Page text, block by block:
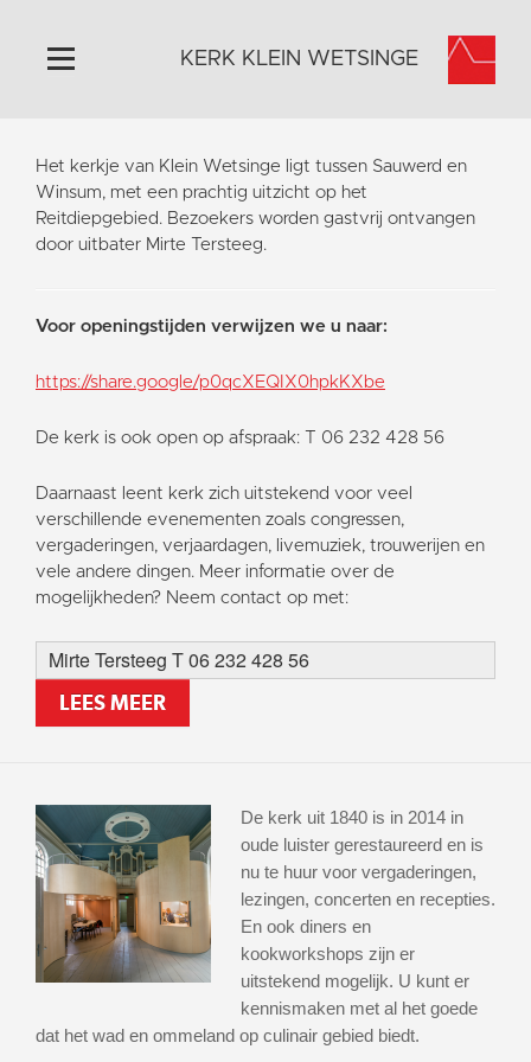
Home
Algemeen
Historie
Contact
Vaktaal
KERK KLEIN WETSINGE
Het kerkje van Klein Wetsinge ligt tussen Sauwerd en
Winsum, met een prachtig uitzicht op het
Reitdiepgebied. Bezoekers worden gastvrij ontvangen
door uitbater Mirte Tersteeg.
Voor openingstijden verwijzen we u naar:
https://share.google/p0qcXEQIX0hpkKXbe
De kerk is ook open op afspraak: T 06 232 428 56
Daarnaast leent kerk zich uitstekend voor veel
verschillende evenementen zoals congressen,
vergaderingen, verjaardagen, livemuziek, trouwerijen en
vele andere dingen. Meer informatie over de
mogelijkheden? Neem contact op met:
Mirte Tersteeg T 06 232 428 56
LEES MEER
De kerk uit 1840 is in 2014 in
oude luister gerestaureerd en is
nu te huur voor vergaderingen,
lezingen, concerten en recepties.
En ook diners en
kookworkshops zijn er
uitstekend mogelijk. U kunt er
kennismaken met al het goede
dat het wad en ommeland op culinair gebied biedt.